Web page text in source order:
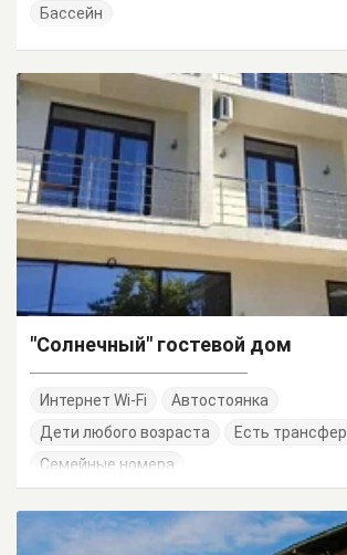
Бассейн
"Солнечный" гостевой дом
Интернет Wi-Fi
Автостоянка
Дети любого возраста
Есть трансфер
Семейные номера